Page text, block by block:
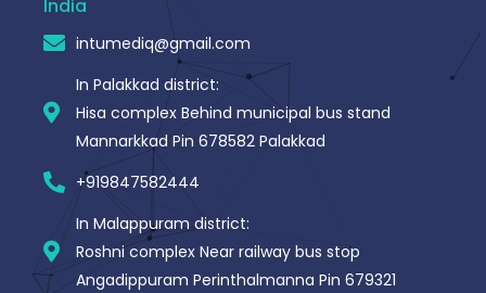
India
intumediq@gmail.com
In Palakkad district:
Hisa complex Behind municipal bus stand
Mannarkkad Pin 678582 Palakkad
+919847582444
In Malappuram district:
Roshni complex Near railway bus stop
Angadippuram Perinthalmanna Pin 679321